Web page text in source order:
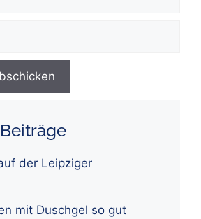
der Leipziger
mit Duschgel so gut